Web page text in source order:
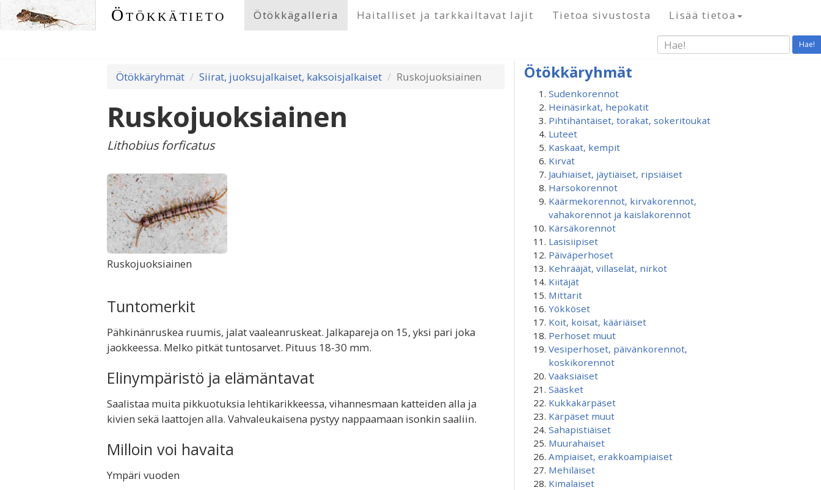
Ötökkätieto Ötökkägalleria Haitalliset ja tarkkailtavat lajit Tietoa sivustosta Lisää tietoa
Hae!
Ötökkäryhmät Siirat, juoksujalkaiset, kaksoisjalkaiset Ruskojuoksiainen
Ruskojuoksiainen
Lithobius forficatus
Ruskojuoksiainen
Tuntomerkit
Pähkinänruskea ruumis, jalat vaaleanruskeat. Jalkapareja on 15, yksi pari joka
jaokkeessa. Melko pitkät tuntosarvet. Pituus 18-30 mm.
Elinympäristö ja elämäntavat
Saalistaa muita pikkuotuksia lehtikarikkeessa, vihannesmaan katteiden alla ja
kivien sekä laattojen alla. Vahvaleukaisena pystyy nappaamaan isonkin saaliin.
Milloin voi havaita
Ympäri vuoden
Ötökkäryhmät
Sudenkorennot
Heinäsirkat, hepokatit
Pihtihäntäiset, torakat, sokeritoukat
Luteet
Kaskaat, kempit
Kirvat
Jauhiaiset, jäytiäiset, ripsiäiset
Harsokorennot
Käärmekorennot, kirvakorennot,
vahakorennot ja kaislakorennot
Kärsäkorennot
Lasisiipiset
Päiväperhoset
Kehrääjät, villaselät, nirkot
Kiitäjät
Mittarit
Yökköset
Koit, koisat, kääriäiset
Perhoset muut
Vesiperhoset, päivänkorennot,
koskikorennot
Vaaksiaiset
Sääsket
Kukkakärpäset
Kärpäset muut
Sahapistiäiset
Muurahaiset
Ampiaiset, erakkoampiaiset
Mehiläiset
Kimalaiset